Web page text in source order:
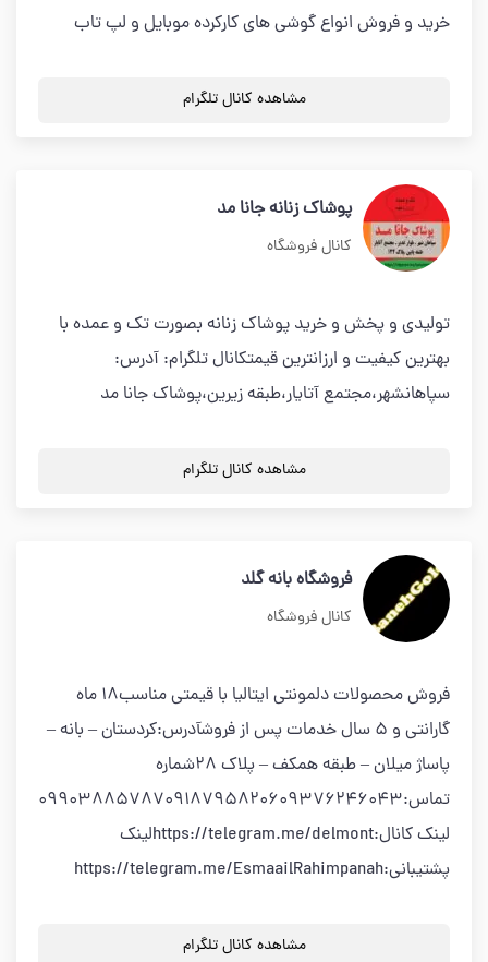
خرید و فروش انواع گوشی های کارکرده موبایل و لپ تاب
مشاهده کانال تلگرام
پوشاک زنانه جانا مد
کانال فروشگاه
تولیدی و پخش و خرید پوشاک زنانه بصورت تک و عمده با
بهترین کیفیت و ارزانترین قیمتکانال تلگرام: آدرس:
سپاهانشهر،مجتمع آتایار،طبقه زیرین،پوشاک جانا مد
مشاهده کانال تلگرام
فروشگاه بانه گلد
کانال فروشگاه
فروش محصولات دلمونتی ایتالیا با قیمتی مناسب18 ماه
گارانتی و 5 سال خدمات پس از فروشآدرس:کردستان – بانه –
پاساژ میلان – طبقه همکف – پلاک 28شماره
تماس:099038857870918795820609376246043
لینک کانال:https://telegram.me/delmontلینک
پشتیبانی:https://telegram.me/EsmaailRahimpanah
مشاهده کانال تلگرام